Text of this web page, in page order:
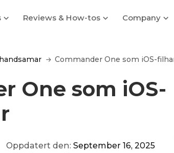
Reviews & How-tos Company
Commander One som iOS-
One som iOS-
Oppdatert den: September 16, 2025